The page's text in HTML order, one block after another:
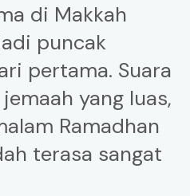
di Makkah
puncak
pertama. Suara
yang luas,
Ramadhan
terasa sangat